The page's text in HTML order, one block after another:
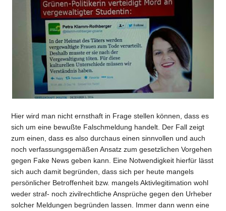
Hier wird man nicht ernsthaft in Frage stellen können, dass es
sich um eine bewußte Falschmeldung handelt. Der Fall zeigt
zum einen, dass es also durchaus einen sinnvollen und auch
noch verfassungsgemäßen Ansatz zum gesetzlichen Vorgehen
gegen Fake News geben kann. Eine Notwendigkeit hierfür lässt
sich auch damit begründen, dass sich per heute mangels
persönlicher Betroffenheit bzw. mangels Aktivlegitimation wohl
weder straf- noch zivilrechtliche Ansprüche gegen den Urheber
solcher Meldungen begründen lassen. Immer dann wenn eine